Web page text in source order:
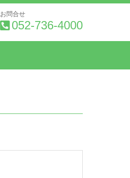
お問合せ
052-736-4000